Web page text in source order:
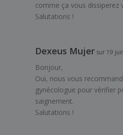
comme ça vous dissiperez
Salutations !
Dexeus Mujer sur 19
Bonjour,
Oui, nous vous
gynécologue pour vérifier
saignement.
Salutations !